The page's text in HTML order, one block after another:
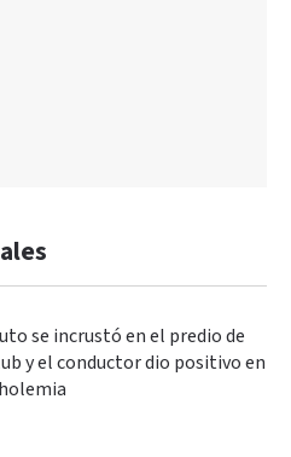
se incrustó en el predio de
y el conductor dio positivo en